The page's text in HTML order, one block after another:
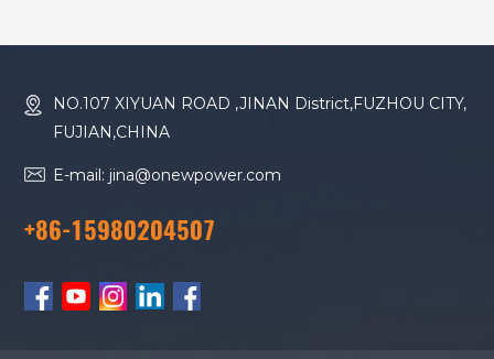
NO.107 XIYUAN ROAD ,JINAN District,FUZHOU CITY,
FUJIAN,CHINA
E-mail: jina@onewpower.com
+86-15980204507